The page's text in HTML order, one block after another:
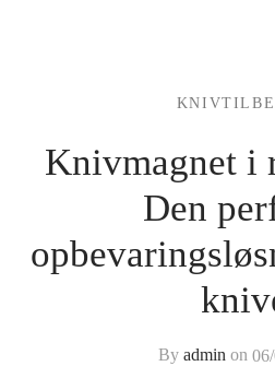
Knivmagnet i
Den
By admin on